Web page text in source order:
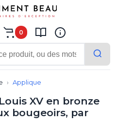
0
Applique
XV en bronze
bougeoirs, par